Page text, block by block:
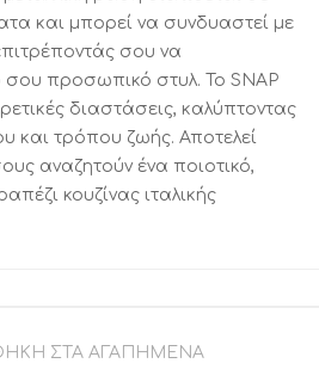
και μπορεί να συνδυαστεί με
σου να
σου προσωπικό στυλ. Το SNAP
διαστάσεις, καλύπτοντας
και τρόπου ζωής. Αποτελεί
αναζητούν ένα ποιοτικό,
κουζίνας ιταλικής
ΣΤΑ ΑΓΑΠΗΜΈΝΑ